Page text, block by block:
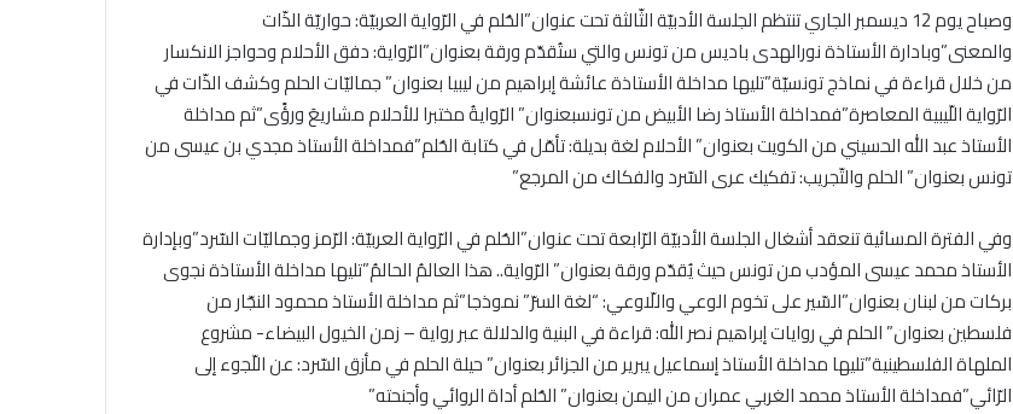
وصباح يوم 12 ديسمبر الجاري تنتظم الجلسة الأدبيّة الثّالثة تحت عنوان”الحُلم في الرّواية العربيّة: حواريّة الذّات
والمعنى”وبادارة الأستاذة نورالهدى باديس من تونس والتي ستُقدّم ورقة بعنوان”الرّواية: دفق الأحلام وحواجز الانكسار
من خلال قراءة في نماذج تونسيّة”تليها مداخلة الأستاذة عائشة إبراهيم من ليبيا بعنوان” جماليّات الحلم وكشف الذّات في
الرّواية اللّيبية المعاصرة”فمداخلة الأستاذ رضا الأبيض من تونسبعنوان” الرّوايةُ مختبرا للأحلام مشاريعَ ورؤًى”ثم مداخلة
الأستاذ عبد الله الحسيني من الكويت بعنوان” الأحلام لغة بديلة: تأمّل في كتابة الحُلم”فمداخلة الأستاذ مجدي بن عيسى من
تونس بعنوان” الحلم والتّجريب: تفكيك عرى السّرد والفكاك من المرجع”
وفي الفترة المسائية تنعقد أشغال الجلسة الأدبيّة الرّابعة تحت عنوان”الحُلم في الرّواية العربيّة: الرّمز وجماليّات السّرد”وبإدارة
الأستاذ محمد عيسى المؤدب من تونس حيث يُقدّم ورقة بعنوان” الرّواية.. هذا العالمُ الحالمُ”تليها مداخلة الأستاذة نجوى
بركات من لبنان بعنوان”السّير على تخوم الوعي واللّاوعي: “لغة السرّ” نموذجا”ثم مداخلة الأستاذ محمود النجّار من
فلسطين بعنوان” الحلم في روايات إبراهيم نصر الله: قراءة في البنية والدلالة عبر رواية – زمن الخيول البيضاء- مشروع
الملهاة الفلسطينية”تليها مداخلة الأستاذ إسماعيل يبرير من الجزائر بعنوان” حيلة الحلم في مأزق السّرد: عن اللّجوء إلى
الرّائي”فمداخلة الأستاذ محمد الغربي عمران من اليمن بعنوان” الحُلم أداة الروائي وأجنحته”